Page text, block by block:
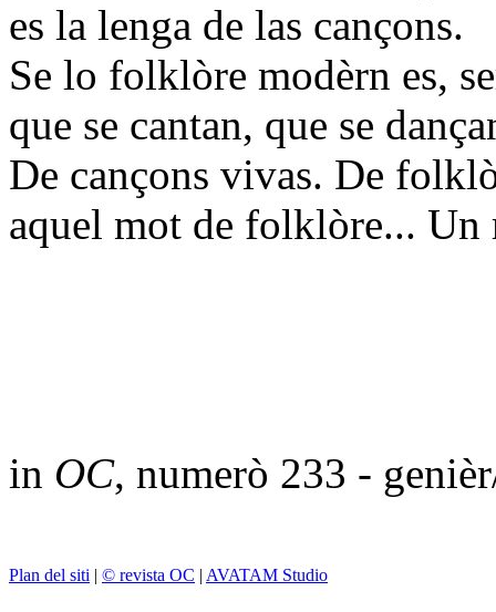
es la lenga de las cançons.
Se lo folklòre modèrn es,
que se cantan, que se
De cançons vivas. De
aquel mot de folklòre... Un
in OC, numerò 233 -
Plan del siti | © revista OC | AVATAM Studio